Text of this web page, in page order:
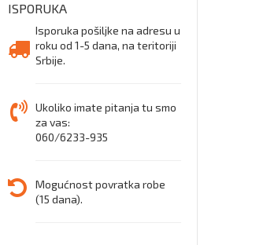
ISPORUKA
Isporuka pošiljke na adresu u
roku od 1-5 dana, na teritoriji
Srbije.
Ukoliko imate pitanja tu smo
za vas:
060/6233-935
Mogućnost povratka robe
(15 dana).